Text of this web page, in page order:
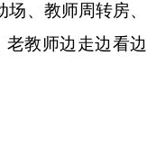
、教师周转房、
教师边走边看边